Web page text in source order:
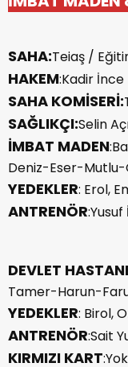
SAHA:Teiaş /
HAKEM:Kadir İnce
SAHA KOMİSERİ:
SAĞLIKÇI:Selin
İMBAT MADEN
Deniz-Eser-
YEDEKLER: Erol,
ANTRENÖR
DEVLET
Tamer-Harun-
YEDEKLER: Birol,
ANTRENÖR:Sait
KIRMIZI KART:Yok